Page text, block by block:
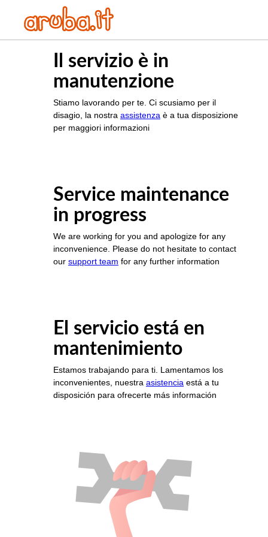
Il servizio è in
manutenzione
Stiamo lavorando per te. Ci scusiamo per il
disagio, la nostra assistenza è a tua disposizione
per maggiori informazioni
Service maintenance
in progress
We are working for you and apologize for any
inconvenience. Please do not hesitate to contact
our support team for any further information
El servicio está en
mantenimiento
Estamos trabajando para ti. Lamentamos los
inconvenientes, nuestra asistencia está a tu
disposición para ofrecerte más información